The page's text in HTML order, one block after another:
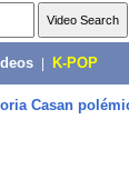
K-POP
Casan